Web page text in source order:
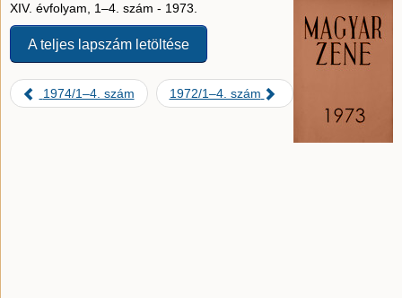
XIV. évfolyam, 1–4. szám - 1973.
A teljes lapszám letöltése
1974/1–4. szám 1972/1–4. szám